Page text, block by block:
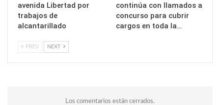
avenida Libertad por
trabajos de
alcantarillado
continúa con llamados a
concurso para cubrir
cargos en toda la…
PREV NEXT
Los comentarios están cerrados.